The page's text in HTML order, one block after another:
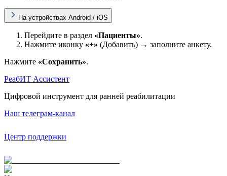
На устройствах Android / iOS
Перейдите в раздел «Пациенты».
Нажмите иконку «+» (Добавить) → заполните анкету.
Нажмите «Сохранить».
РеабИТ Ассистент
Цифровой инструмент для ранней реабилитации
Наш телеграм-канал
Центр поддержки